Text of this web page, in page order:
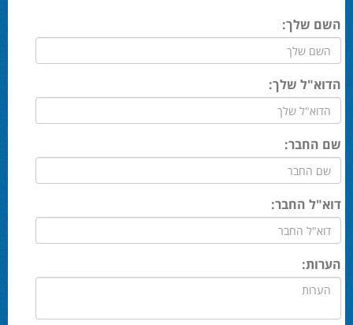
השם שלך:
הדוא"ל שלך:
שם החבר:
דוא"ל החבר:
הערות: